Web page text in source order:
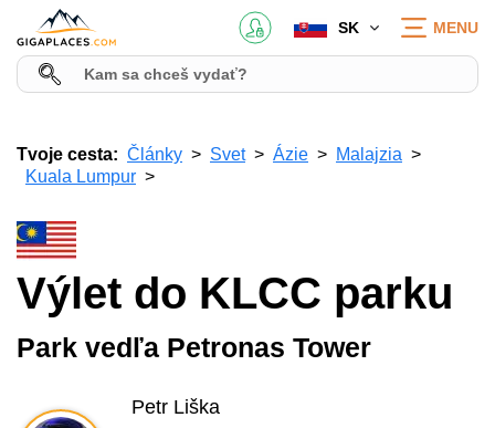
SK MENU
Tvoje cesta: Články Svet Ázie
Malajzia
Kuala Lumpur
Výlet do KLCC parku
Park vedľa Petronas Tower
Petr Liška